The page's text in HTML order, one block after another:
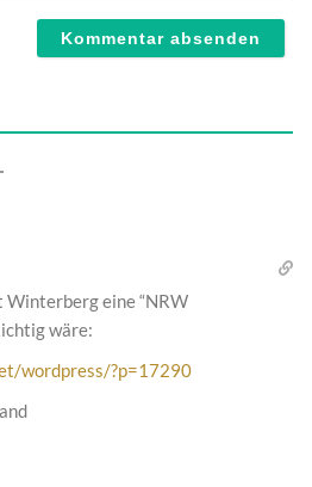
Winterberg eine “NRW
wäre:
wordpress/?p=17290